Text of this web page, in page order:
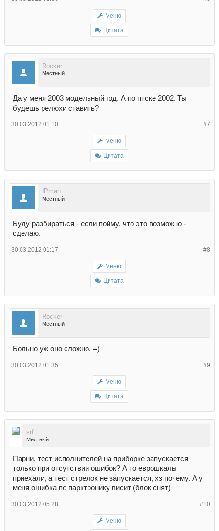
Меню
Цитата
Rocker
Местный
Да у меня 2003 модельный год. А по птске 2002. Ты
будешь релюхи ставить?
#7
30.03.2012 01:10
Меню
Цитата
IPman
Местный
Буду разбираться - если пойму, что это возможно -
сделаю.
#8
30.03.2012 01:17
Меню
Цитата
Rocker
Местный
Больно уж оно сложно. =)
#9
30.03.2012 01:35
Меню
Цитата
srf
Местный
Парни, тест исполнителей на приборке запускается
только при отсутствии ошибок? А то еврошкалы
приехали, а тест стрелок не запускается, хз почему. А у
меня ошибка по парктронику висит (блок снят)
#10
30.03.2012 05:28
Меню